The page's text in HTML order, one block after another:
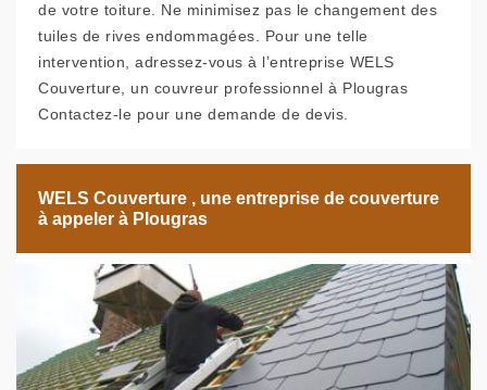
de votre toiture. Ne minimisez pas le changement des
tuiles de rives endommagées. Pour une telle
intervention, adressez-vous à l’entreprise WELS
Couverture, un couvreur professionnel à Plougras
Contactez-le pour une demande de devis.
WELS Couverture , une entreprise de couverture
à appeler à Plougras